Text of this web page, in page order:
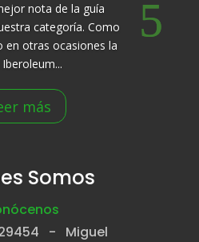
nota de la guía
categoría. Como
en otras ocasiones la
más
Somos
- Miguel